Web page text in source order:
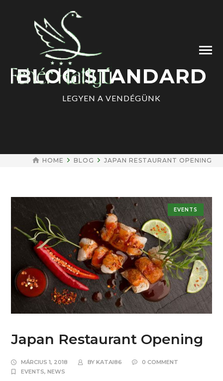
BLOG STANDARD
LEGYEN A VENDÉGÜNK
HOME BLOG JAPAN RESTAURANT OPENING
EVENTS
Japan Restaurant Opening
MÁRCIUS 1, 2018 BYKATAI86
0 COMMENT
EVENTS,NEWS